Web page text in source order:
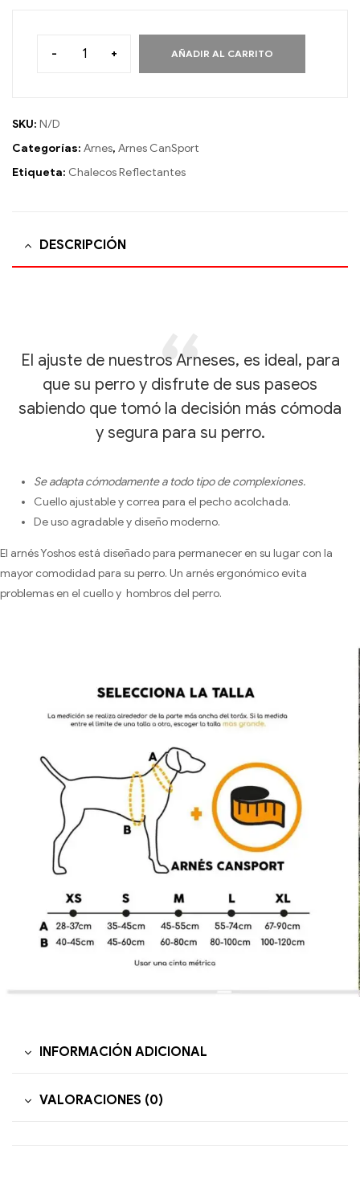
- + AÑADIR AL CARRITO
SKU: N/D
Categorías: Arnes, Arnes CanSport
Etiqueta: Chalecos Reflectantes
DESCRIPCIÓN
El ajuste de nuestros Arneses, es ideal, para
que su perro y disfrute de sus paseos
sabiendo que tomó la decisión más cómoda
y segura para su perro.
Se adapta cómodamente a todo tipo de complexiones.
Cuello ajustable y correa para el pecho acolchada.
De uso agradable y diseño moderno.
El arnés Yoshos está diseñado para permanecer en su lugar con la
mayor comodidad para su perro. Un arnés ergonómico evita
problemas en el cuello y hombros del perro.
INFORMACIÓN ADICIONAL
VALORACIONES (0)